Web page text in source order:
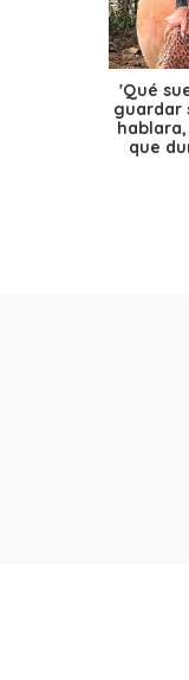
'Qué
guardar
que